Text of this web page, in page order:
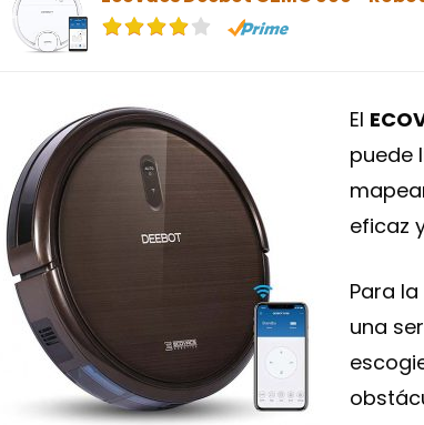
El
puede
eficaz
Para
una